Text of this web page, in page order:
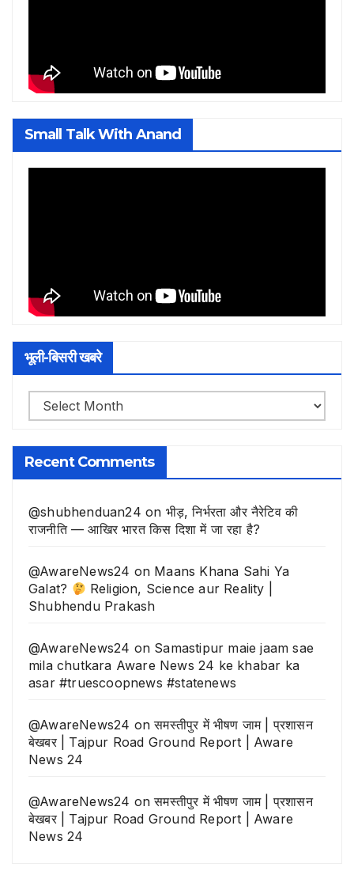
Small Talk With Anand
भूली-बिसरी खबरे
भूली-
बिसरी
खबरे
Recent Comments
@shubhenduan24 on भीड़, निर्भरता और नैरेटिव की
राजनीति — आखिर भारत किस दिशा में जा रहा है?
@AwareNews24 on Maans Khana Sahi Ya
Galat?
Religion, Science aur Reality |
Shubhendu Prakash
@AwareNews24 on Samastipur maie jaam sae
mila chutkara Aware News 24 ke khabar ka
asar #truescoopnews #statenews
@AwareNews24 onसमस्तीपुर में भीषण जाम | प्रशासन
बेखबर | Tajpur Road Ground Report | Aware
News 24
@AwareNews24 onसमस्तीपुर में भीषण जाम | प्रशासन
बेखबर | Tajpur Road Ground Report | Aware
News 24